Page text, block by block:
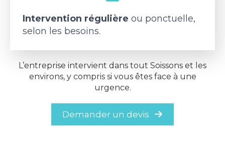
Intervention régulière ou ponctuelle,
selon les besoins.
L’entreprise intervient dans tout Soissons et les
environs, y compris si vous êtes face à une
urgence.
Demander un devis